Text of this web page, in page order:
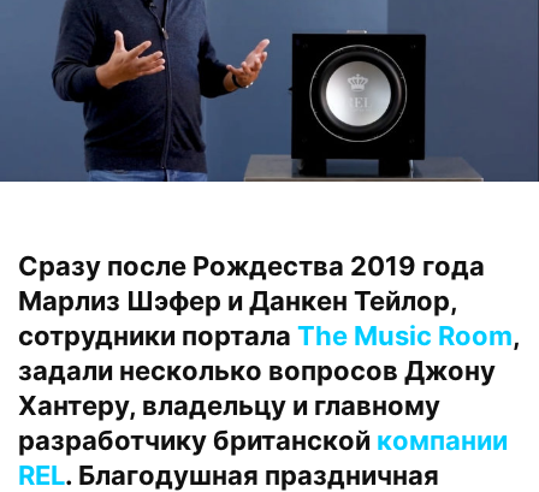
Сразу после Рождества 2019 года
Марлиз Шэфер и Данкен Тейлор,
сотрудники портала The Music Room,
задали несколько вопросов Джону
Хантеру, владельцу и главному
разработчику британской компании
REL. Благодушная праздничная